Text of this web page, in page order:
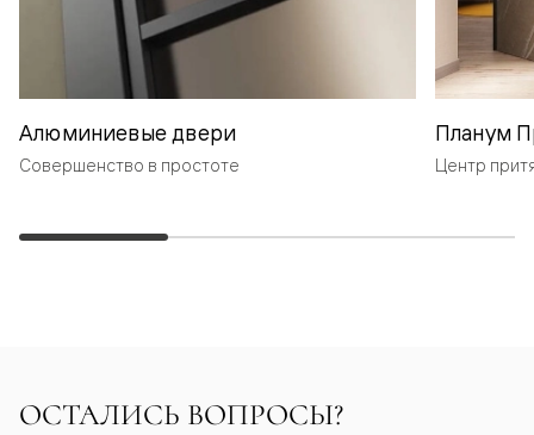
Алюминиевые двери
Совершенство в простоте
Планум
Центр
ОСТАЛИСЬ ВОПРОСЫ?